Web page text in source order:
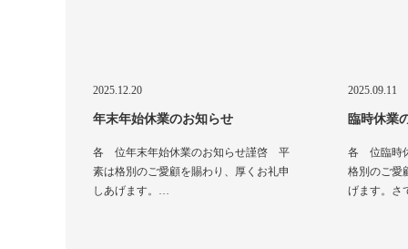
2025.12.20
年末年始休業のお知らせ
各 位年末年始休業のお知らせ謹啓 平
素は格別のご愛顧を賜わり、厚くお礼申
しあげます。…
2025.09.11
臨時休業
各 位臨時
格別のご愛
げます。